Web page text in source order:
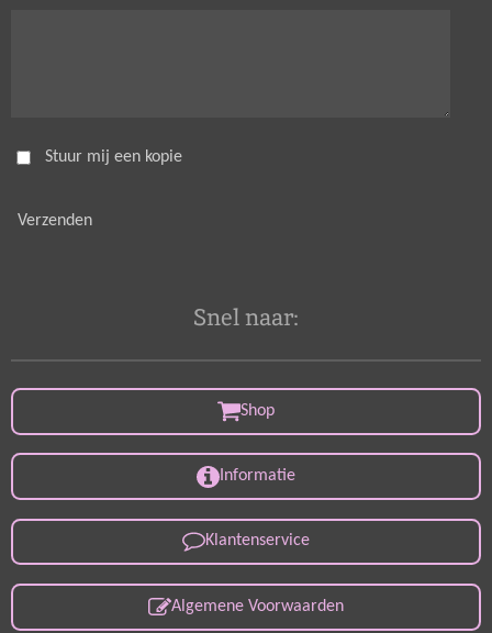
Stuur mij een kopie
Verzenden
Snel naar:
Shop
Informatie
Klantenservice
Algemene Voorwaarden